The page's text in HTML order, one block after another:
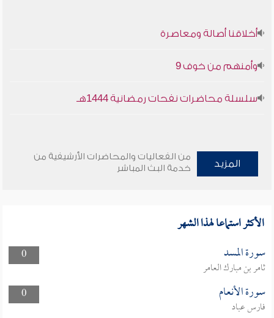
أخلاقنا أصالة ومعاصرة
وأمنهم من خوف 9
سلسلة محاضرات نفحات رمضانية 1444هـ
المزيد
من الفعاليات والمحاضرات الأرشيفية من
خدمة البث المباشر
الأكثر استماعا لهذا الشهر
0 سورة المسد
ثامر بن مبارك العامر
0
سورة الأنعام
فارس عباد